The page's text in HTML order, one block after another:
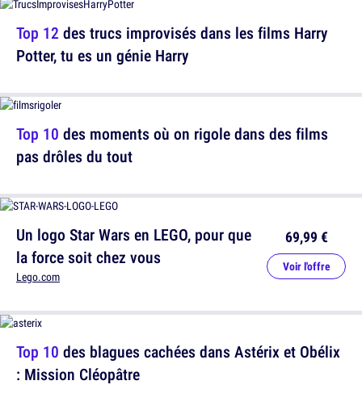
Top 12 des trucs improvisés dans les films Harry
Potter, tu es un génie Harry
Un logo Star Wars en LEGO, pour que
la force soit chez vous
Lego.com
69,99 €
Voir l'offre
Top 10 des moments où on rigole dans des films
pas drôles du tout
Top 10 des blagues cachées dans Astérix et Obélix
: Mission Cléopâtre